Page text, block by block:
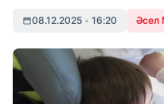
08.12.2025 • 16:20 Әсел